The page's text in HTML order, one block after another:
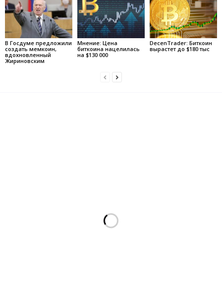
В Госдуме предложили
создать мемкоин,
вдохновленный
Жириновским
Мнение: Цена
биткоина нацелилась
на $130 000
DecenTrader: Биткоин
вырастет до $180 тыс